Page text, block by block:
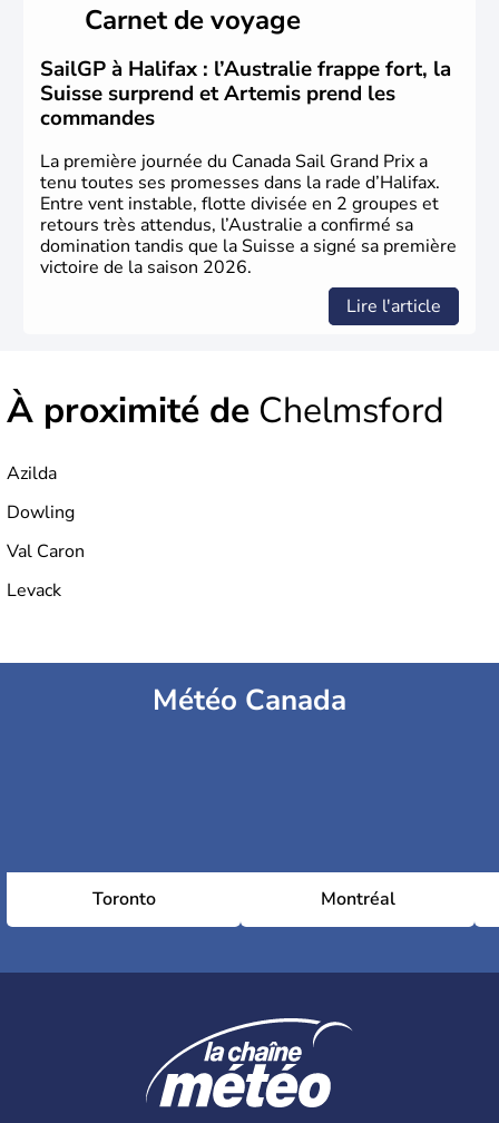
territoire de la ville de Québec, le Canada passe ensuite
sous le contrôle des Britanniques. L'indépendance du
pays a été obtenue au cours d'un long processus qui s'est
étalé de 1867 à 1982. Le peuple autochtone des Inuits,
aujourd'hui appelé Eskimos, n'est découvert qu'au début
du XXème siècle lors d'une expédition dans le Grand
Nord.
Carnet de voyage
SailGP à Halifax : l’Australie frappe fort, la
Suisse surprend et Artemis prend les
commandes
La première journée du Canada Sail Grand Prix a
tenu toutes ses promesses dans la rade d’Halifax.
Entre vent instable, flotte divisée en 2 groupes et
retours très attendus, l’Australie a confirmé sa
domination tandis que la Suisse a signé sa première
victoire de la saison 2026.
Lire l'article
À proximité de Chelmsford
Azilda
Dowling
Val Caron
Levack
Météo Canada
Toronto Montréal